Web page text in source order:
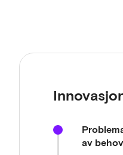
områdene på
prosjekter på
kostnader og
av